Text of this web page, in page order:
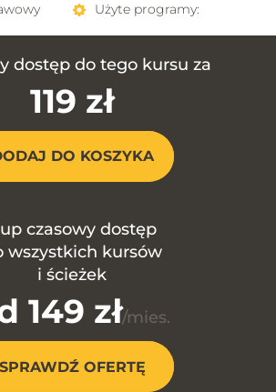
Użyte programy:
dostęp do tego kursu za
119 zł
DO KOSZYKA
czasowy dostęp
wszystkich kursów
i ścieżek
149 zł/mies.
SPRAWDŹ OFERTĘ